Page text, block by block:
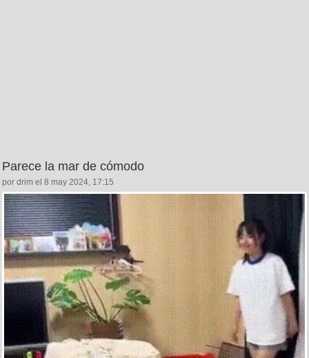
Parece la mar de cómodo
por drim el 8 may 2024, 17:15